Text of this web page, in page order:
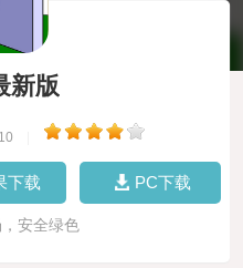
新版
下载 PC下载
安全绿色